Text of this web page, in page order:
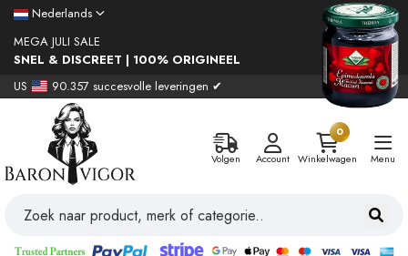
Nederlands
MEGA JULI SALE
SNEL & DISCREET | 100% ORIGINEEL
US
90.357 succesvolle leveringen ✔
Volgen Account
0
Winkelwagen
Menu